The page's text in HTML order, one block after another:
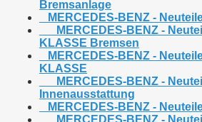
Bremsanlage
MERCEDES-BENZ -
MERCEDES-BENZ -
KLASSE Bremsen
MERCEDES-BENZ -
KLASSE
MERCEDES-BENZ -
Innenausstattung
MERCEDES-BENZ -